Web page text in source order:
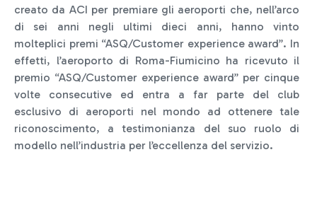
creato da ACI per premiare gli aeroporti che, nell’arco
di sei anni negli ultimi dieci anni, hanno vinto
molteplici premi “ASQ/Customer experience award”. In
effetti, l’aeroporto di Roma-Fiumicino ha ricevuto il
premio “ASQ/Customer experience award” per cinque
volte consecutive ed entra a far parte del club
esclusivo di aeroporti nel mondo ad ottenere tale
riconoscimento, a testimonianza del suo ruolo di
modello nell’industria per l’eccellenza del servizio.